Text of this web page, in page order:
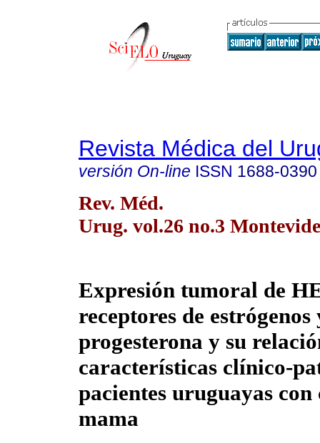
Revista Médica del
versión On-line ISSN 1688-0390
Rev. Méd.
Urug. vol.26 no.3
Expresión tumoral de
receptores de estrógenos
progesterona y su
características clínico-
pacientes uruguayas con
mama